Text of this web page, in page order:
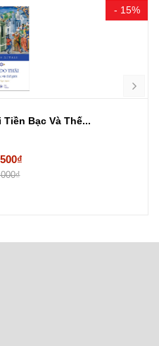
- 15%
Bạc Và Thế...